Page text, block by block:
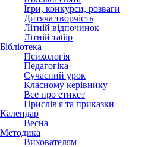
Ігри, конкурси, розваги
Дитяча творчість
Літній відпочинок
Літній табір
Бібліотека
Психологія
Педагогіка
Сучасний урок
Класному керівнику
Все про етикет
Прислів'я та приказки
Календар
Весна
Методика
Вихователям